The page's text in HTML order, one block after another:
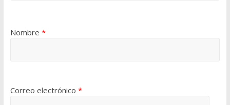
Nombre *
Correo electrónico *